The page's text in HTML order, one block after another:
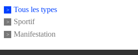
Tous les types
Sportif
Manifestation